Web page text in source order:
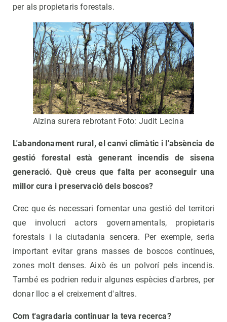
per als propietaris forestals.
Alzina surera rebrotant Foto: Judit Lecina
L'abandonament rural, el canvi climàtic i l'absència de
gestió forestal està generant incendis de sisena
generació. Què creus que falta per aconseguir una
millor cura i preservació dels boscos?
Crec que és necessari fomentar una gestió del territori
que involucri actors governamentals, propietaris
forestals i la ciutadania sencera. Per exemple, seria
important evitar grans masses de boscos contínues,
zones molt denses. Això és un polvorí pels incendis.
També es podrien reduir algunes espècies d'arbres, per
donar lloc a el creixement d'altres.
Com t'agradaria continuar la teva recerca?